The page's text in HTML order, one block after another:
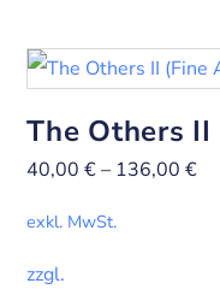
The Others
40,00€– 136,00€
exkl. MwSt.
zzgl.